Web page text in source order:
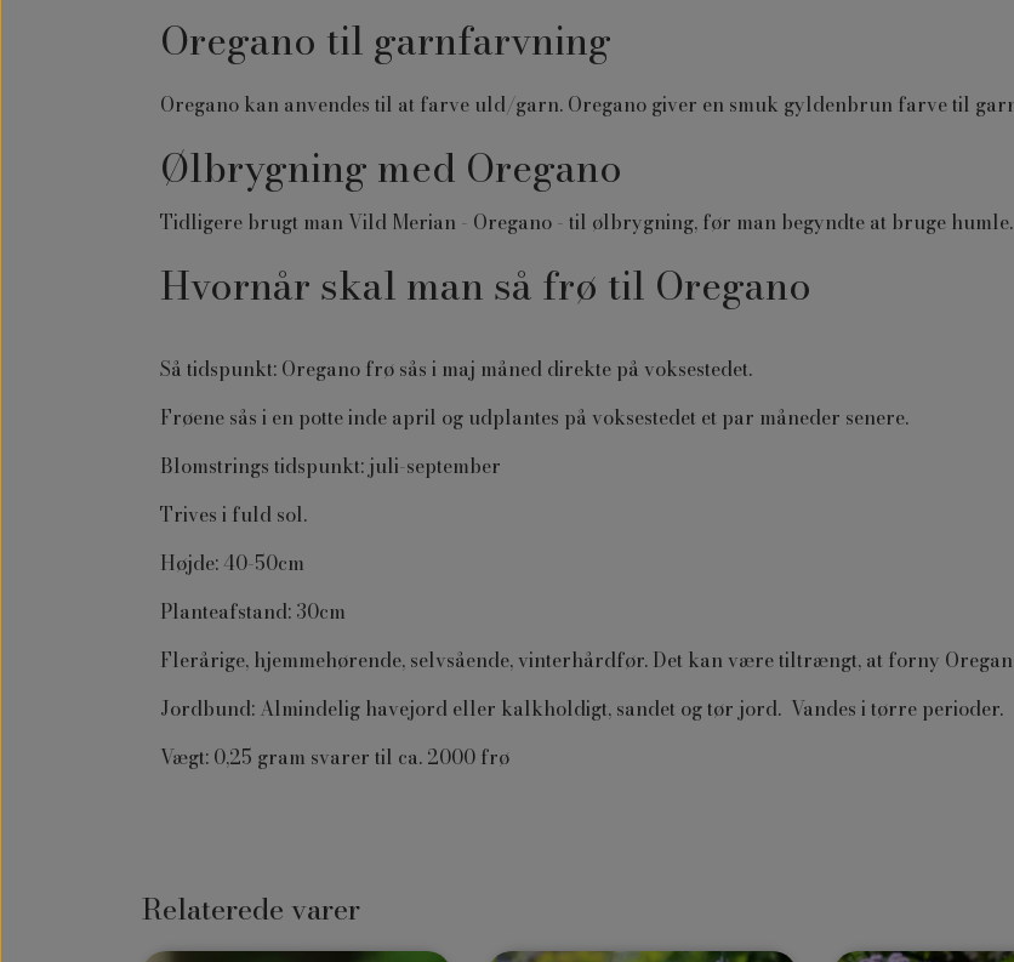
Oregano til garnfarvning
Oregano kan anvendes til at farve uld/garn. Oregano giver en smuk gyldenbrun farve til
Ølbrygning med Oregano
Tidligere brugt man Vild Merian - Oregano - til ølbrygning, før man begyndte at bruge
Hvornår skal man så frø til Oregano
Så tidspunkt: Oregano frø sås i maj måned direkte på voksestedet.
Frøene sås i en potte inde april og udplantes på voksestedet et par måneder senere.
Blomstrings tidspunkt: juli-september
Trives i fuld sol.
Højde: 40-50cm
Planteafstand: 30cm
Flerårige, hjemmehørende, selvsående, vinterhårdfør. Det kan være tiltrængt, at forny
Jordbund: Almindelig havejord eller kalkholdigt, sandet og tør jord. Vandes i tørre perioder.
Vægt: 0,25 gram svarer til ca. 2000 frø
Relaterede varer